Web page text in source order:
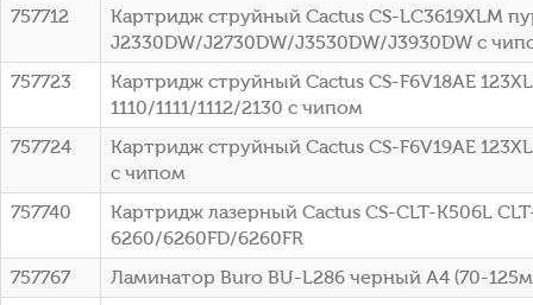
757712
Картридж струйный Cactus CS-LC3619XLM
J2330DW/J2730DW/J3530DW/J3930DW с
757723
Картридж струйный Cactus CS-F6V18AE
1110/1111/1112/2130 с чипом
757724
Картридж струйный Cactus CS-F6V19AE
с чипом
757740
Картридж лазерный Cactus CS-CLT-K506L
6260/6260FD/6260FR
757767
Ламинатор Buro BU-L286 черный A4 (70-